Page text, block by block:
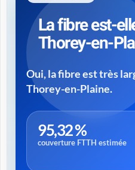
La fibre est-
Thorey-en-
Oui, la fibre est très
Thorey-en-Plaine.
95,32 %
couverture FTTH estimée